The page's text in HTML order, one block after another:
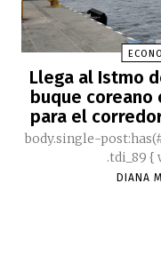
Llega al Istmo
buque coreano
para el
body.single-
DIANA